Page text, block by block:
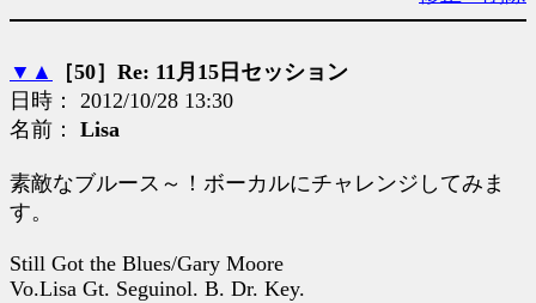
▼ ▲
［50］Re: 11月15日セッション
日時： 2012/10/28 13:30
名前： Lisa
素敵なブルース～！ボーカルにチャレンジしてみま
す。
Still Got the Blues/Gary Moore
Vo.Lisa Gt. Seguinol. B. Dr. Key.